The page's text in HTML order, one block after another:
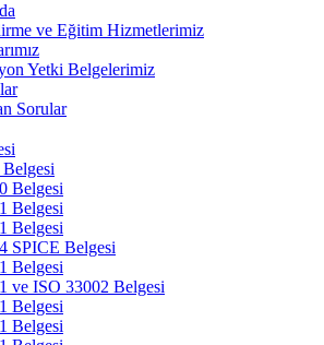
ve Eğitim Hizmetlerimiz
Yetki Belgelerimiz
Sorular
Belgesi
Belgesi
Belgesi
SPICE Belgesi
Belgesi
ve ISO 33002 Belgesi
Belgesi
Belgesi